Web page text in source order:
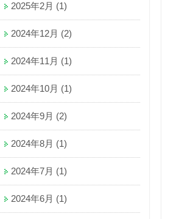
2025年2月 (1)
2024年12月 (2)
2024年11月 (1)
2024年10月 (1)
2024年9月 (2)
2024年8月 (1)
2024年7月 (1)
2024年6月 (1)